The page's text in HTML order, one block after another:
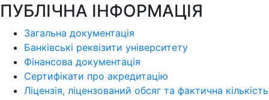
ПУБЛІЧНА ІНФОРМАЦІЯ
Загальна документація
Банківські реквізити університету
Фінансова документація
Сертифікати про акредитацію
Ліцензія, ліцензований обсяг та фактична кількість